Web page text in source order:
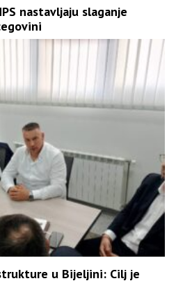
nastavljaju slaganje
u Bijeljini: Cilj je